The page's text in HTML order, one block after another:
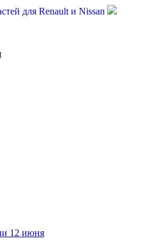
для Renault и Nissan
12 июня